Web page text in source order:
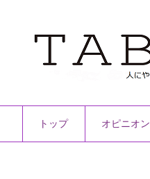
トップ オピニオン